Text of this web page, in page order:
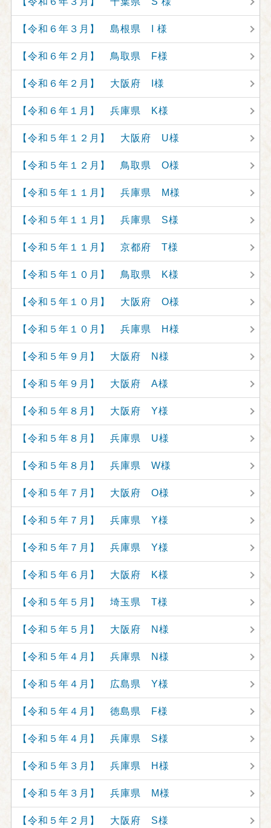
【令和６年３月】 島根県 I 様
【令和６年２月】 鳥取県 F様
【令和６年２月】 大阪府 I様
【令和６年１月】 兵庫県 K様
【令和５年１２月】 大阪府 U様
【令和５年１２月】 鳥取県 O様
【令和５年１１月】 兵庫県 M様
【令和５年１１月】 兵庫県 S様
【令和５年１１月】 京都府 T様
【令和５年１０月】 鳥取県 K様
【令和５年１０月】 大阪府 O様
【令和５年１０月】 兵庫県 H様
【令和５年９月】 大阪府 N様
【令和５年９月】 大阪府 A様
【令和５年８月】 大阪府 Y様
【令和５年８月】 兵庫県 U様
【令和５年８月】 兵庫県 W様
【令和５年７月】 大阪府 O様
【令和５年７月】 兵庫県 Y様
【令和５年７月】 兵庫県 Y様
【令和５年６月】 大阪府 K様
【令和５年５月】 埼玉県 T様
【令和５年５月】 大阪府 N様
【令和５年４月】 兵庫県 N様
【令和５年４月】 広島県 Y様
【令和５年４月】 徳島県 F様
【令和５年４月】 兵庫県 S様
【令和５年３月】 兵庫県 H様
【令和５年３月】 兵庫県 M様
【令和５年２月】 大阪府 S様